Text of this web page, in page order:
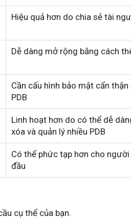
Hiệu quả hơn do chia sẻ tài
Dễ dàng mở rộng bằng cách
Cần cấu hình bảo mật cẩn thận
PDB
Linh hoạt hơn do có thể dễ
xóa và quản lý nhiều PDB
Có thể phức tạp hơn cho
đầu
cụ thể của bạn.